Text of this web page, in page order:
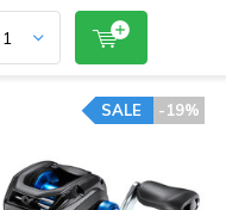
-19%
SALE